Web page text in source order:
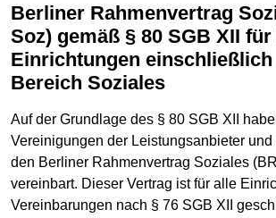
Berliner Rahmenvertrag Soziales (BRV
Soz) gemäß § 80 SGB XII
Einrichtungen
Bereich Soziales
Auf der Grundlage des § 80 SGB XII
Vereinigungen der Leistungsanbieter
den Berliner Rahmenvertrag Soziales
vereinbart. Dieser Vertrag ist für alle
Vereinbarungen nach § 76 SGB XII